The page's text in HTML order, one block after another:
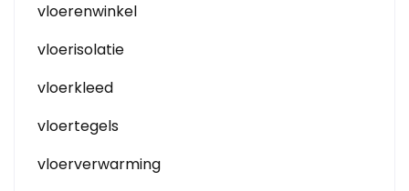
vloerenwinkel
vloerisolatie
vloerkleed
vloertegels
vloerverwarming